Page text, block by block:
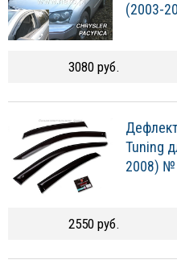
(2003-
3080 руб.
Tuning
2008) №
2550 руб.